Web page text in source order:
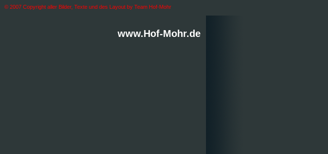
© 2007 Copyright aller Bilder, Texte und des Layout by Team Hof-Mohr
www.Hof-Mohr.de